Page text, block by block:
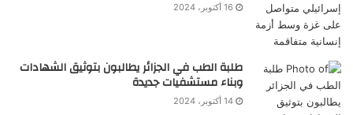
16 أكتوبر، 2024
طلبة الطب في الجزائر يطالبون بتوثيق الشهادات
وبناء مستشفيات جديدة
14 أكتوبر، 2024